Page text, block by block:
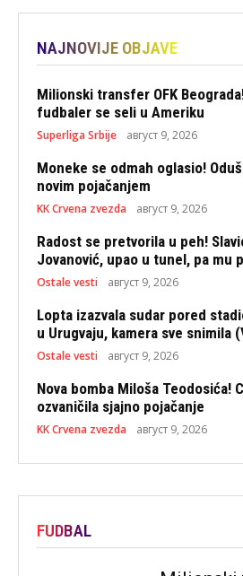
NAJNOVIJE OBJAVE
Milionski transfer OFK
fudbaler se seli u Ameriku
Superliga Srbije август 9, 2026
Moneke se odmah oglasio!
novim pojačanjem
KK Crvena zvezda август 9, 2026
Radost se pretvorila u peh!
Jovanović, upao u tunel, pa mu
Ostale vesti август 9, 2026
Lopta izazvala sudar pored
u Urugvaju, kamera sve snimila
Ostale vesti август 9, 2026
Nova bomba Miloša Teodosića!
ozvaničila sjajno pojačanje
KK Crvena zvezda август 9, 2026
FUDBAL